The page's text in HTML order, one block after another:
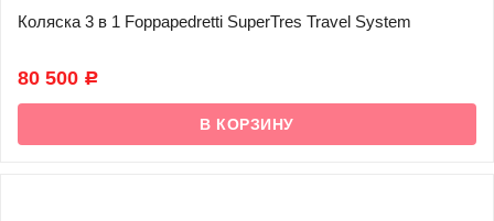
Коляска 3 в 1 Foppapedretti SuperTres Travel System
80 500 Р